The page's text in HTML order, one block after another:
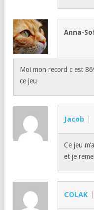
Anna-
Moi mon record c est
ce jeu
Jacob
Ce jeu
et je
COLAK